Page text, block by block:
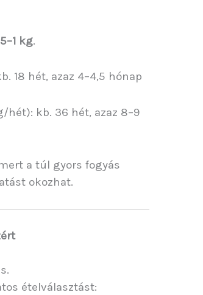
kg.
18 hét, azaz 4–4,5 hónap
hét): kb. 36 hét, azaz 8–9
a túl gyors fogyás
okozhat.
ételválasztást: